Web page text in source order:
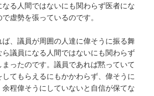
る人間ではないにも関わらず医者にな
虚勢を張っているのです。
、議員が周囲の人達に偉そうに振る舞
ら議員になる人間ではないにも関わらず
ったのです。議員であれば黙っていて
してもらえるにもかかわらず、偉そうに
程偉そうにしていないと自信が保てな